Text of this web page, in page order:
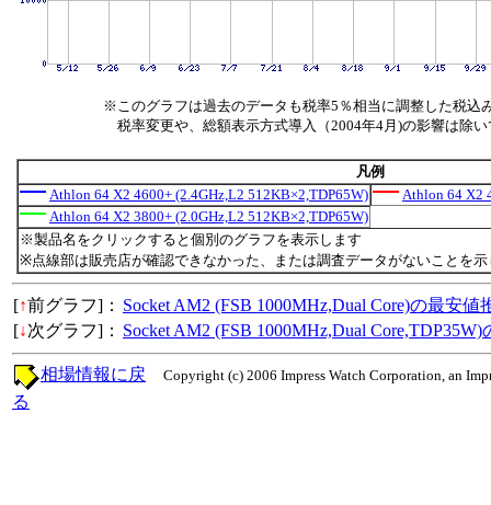
※このグラフは過去のデータも税率5％相当に調整した税込
税率変更や、総額表示方式導入（2004年4月)の影響は除い
凡例
Athlon 64 X2 4600+ (2.4GHz,L2 512KB×2,TDP65W)
Athlon 64 X2
Athlon 64 X2 3800+ (2.0GHz,L2 512KB×2,TDP65W)
※製品名をクリックすると個別のグラフを表示します
※点線部は販売店が確認できなかった、または調査データがないことを示
[↑前グラフ]： Socket AM2 (FSB 1000MHz,Dual Core)の最安値
[↓次グラフ]： Socket AM2 (FSB 1000MHz,Dual
Copyright (c) 2006 Impress Watch Corporation, an
相場情報に戻
る